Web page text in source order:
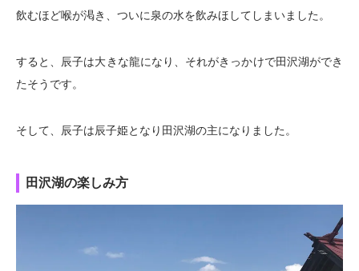
飲むほど喉が渇き、ついに泉の水を飲みほしてしまいました。
すると、辰子は大きな龍になり、それがきっかけで田沢湖ができ
たそうです。
そして、辰子は辰子姫となり田沢湖の主になりました。
田沢湖の楽しみ方